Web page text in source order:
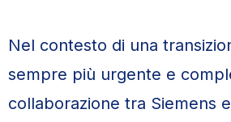
Nel contesto di una
sempre più urgente e
collaborazione tra Siemens